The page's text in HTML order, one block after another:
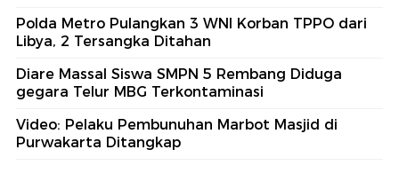
Polda Metro Pulangkan 3 WNI Korban TPPO dari
Libya, 2 Tersangka Ditahan
Diare Massal Siswa SMPN 5 Rembang Diduga
gegara Telur MBG Terkontaminasi
Video: Pelaku Pembunuhan Marbot Masjid di
Purwakarta Ditangkap